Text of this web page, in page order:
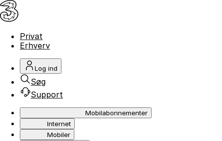
Privat
Erhverv
Log ind
Søg
Support
Mobilabonnementer
Internet
Mobiler